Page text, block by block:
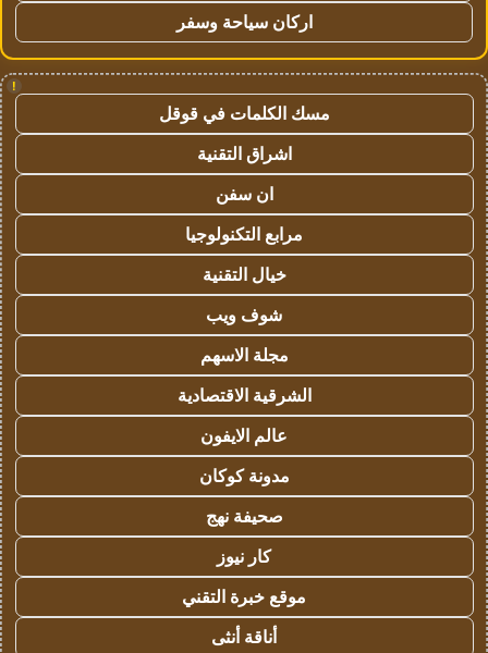
اركان سياحة وسفر
!
مسك الكلمات في قوقل
اشراق التقنية
ان سفن
مرابع التكنولوجيا
خيال التقنية
شوف ويب
مجلة الاسهم
الشرقية الاقتصادية
عالم الايفون
مدونة كوكان
صحيفة نهج
كار نيوز
موقع خبرة التقني
أناقة أنثى